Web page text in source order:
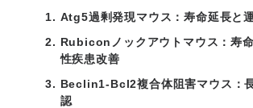
Atg5過剰発現マウス：寿命延長と
Rubiconノックアウトマウス：寿
性疾患改善
Beclin1-Bcl2複合体阻害マウス：
認